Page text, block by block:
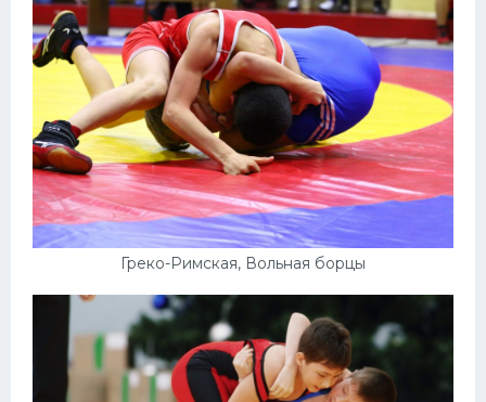
Греко-Римская, Вольная борцы